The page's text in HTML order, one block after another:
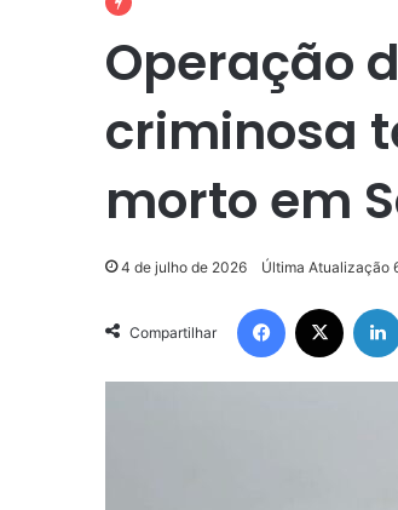
Operação
criminosa
morto em
4 de julho de 2026 Última Atualização
Compartilhar